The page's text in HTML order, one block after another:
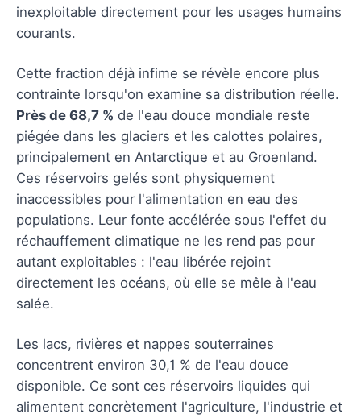
inexploitable directement pour les usages humains
courants.
Cette fraction déjà infime se révèle encore plus
contrainte lorsqu'on examine sa distribution réelle.
Près de 68,7 % de l'eau douce mondiale reste
piégée dans les glaciers et les calottes polaires,
principalement en Antarctique et au Groenland.
Ces réservoirs gelés sont physiquement
inaccessibles pour l'alimentation en eau des
populations. Leur fonte accélérée sous l'effet du
réchauffement climatique ne les rend pas pour
autant exploitables : l'eau libérée rejoint
directement les océans, où elle se mêle à l'eau
salée.
Les lacs, rivières et nappes souterraines
concentrent environ 30,1 % de l'eau douce
disponible. Ce sont ces réservoirs liquides qui
alimentent concrètement l'agriculture, l'industrie et